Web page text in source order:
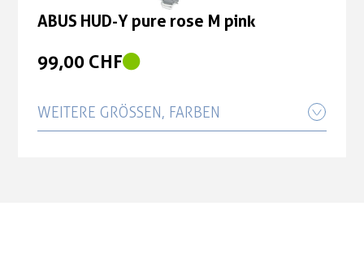
ABUS HUD-Y pure rose M pink
99,00 CHF
WEITERE GRÖSSEN, FARBEN